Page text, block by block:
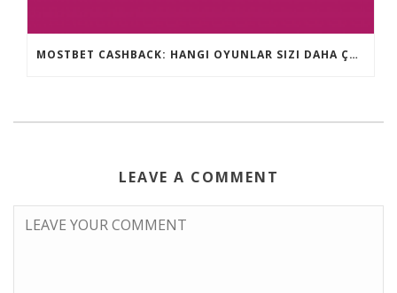
MOSTBET CASHBACK: HANGI OYUNLAR SIZI DAHA ÇOX QAZANA BILƏR?
LEAVE A COMMENT